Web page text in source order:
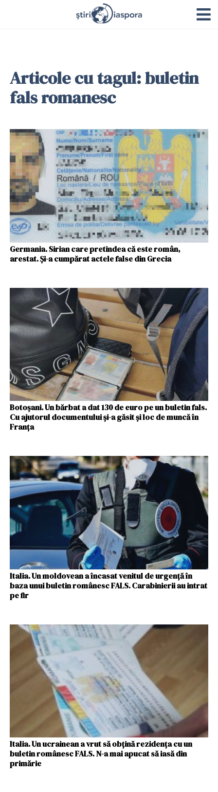
Articole cu tagul: buletin
fals romanesc
Germania. Sirian care pretindea că este român,
arestat. Și-a cumpărat actele false din Grecia
Botoșani. Un bărbat a dat 130 de euro pe un buletin fals.
Cu ajutorul documentului și-a găsit și loc de muncă în
Franța
Italia. Un moldovean a încasat venitul de urgență în
baza unui buletin românesc FALS. Carabinierii au intrat
pe fir
Italia. Un ucrainean a vrut să obțină rezidența cu un
buletin românesc FALS. N-a mai apucat să iasă din
primărie